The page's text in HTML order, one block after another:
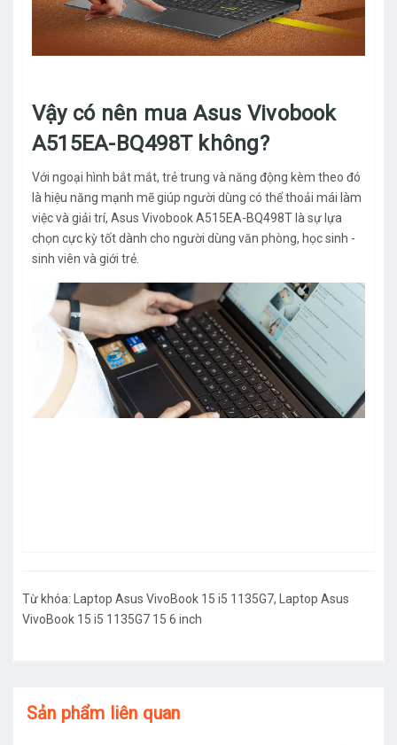
Vậy có nên mua Asus Vivobook
A515EA-BQ498T không?
Với ngoại hình bắt mắt, trẻ trung và năng động kèm theo đó
là hiệu năng mạnh mẽ giúp người dùng có thể thoải mái làm
việc và giải trí, Asus Vivobook A515EA-BQ498T là sự lựa
chọn cực kỳ tốt dành cho người dùng văn phòng, học sinh -
sinh viên và giới trẻ.
Từ khóa: Laptop Asus VivoBook 15 i5 1135G7,
Laptop Asus
VivoBook 15 i5 1135G7 15 6 inch
Sản phẩm liên quan